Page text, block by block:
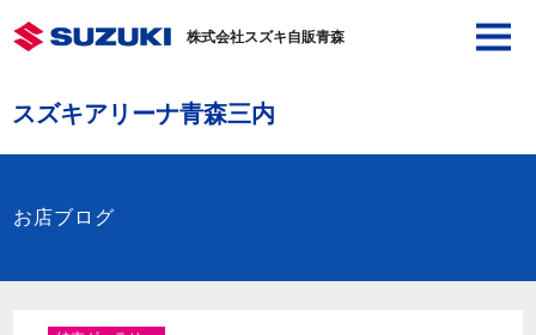
株式会社スズキ自販青森
スズキアリーナ青森三内
お店ブログ